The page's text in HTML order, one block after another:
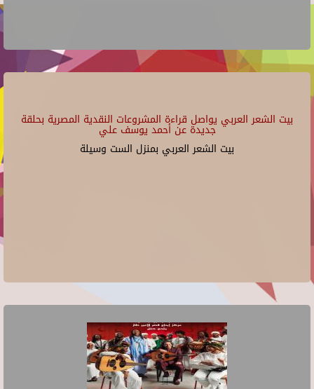
بيت الشعر العربي يواصل قراءة المشروعات النقدية المصرية بحلقة
جديدة عن أحمد يوسف علي
بيت الشعر العربي بمنزل الست وسيلة